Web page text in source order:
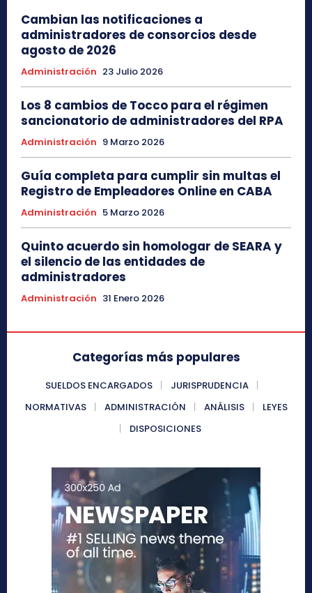
Cambian las notificaciones a
administradores de consorcios desde
agosto de 2026
Administración 23 Julio 2026
Los 8 cambios de Tocco para el régimen
sancionatorio de administradores del RPA
Administración 9 Marzo 2026
Guía completa para cumplir sin multas el
Registro de Empleadores Online en CABA
Administración 5 Marzo 2026
Quinto acuerdo sin homologar de SEARA y
el silencio de las entidades de
administradores
Administración 31 Enero 2026
Categorías más populares
SUELDOS ENCARGADOS
JURISPRUDENCIA
NORMATIVAS
ADMINISTRACIÓN ANÁLISIS
LEYES
DISPOSICIONES